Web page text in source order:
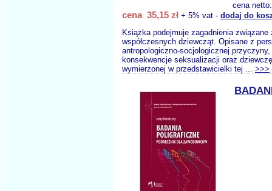
cena
cena 35,15 zł + 5% vat - dodaj do
Książka podejmuje zagadnienia
współczesnych dziewcząt. Opisane z
antropologiczno-socjologicznej
konsekwencje seksualizacji oraz
wymierzonej w przedstawicielki tej ... >>>